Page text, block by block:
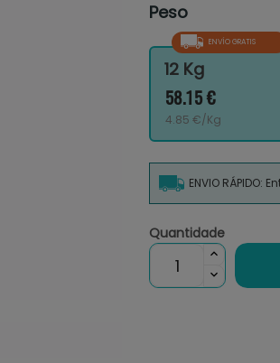
Peso
ENVÍO GRATIS
12 Kg
58.15 €
4.85 €/Kg
ENVIO RÁPIDO:
Quantidade